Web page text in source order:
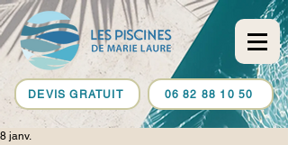
DEVIS GRATUIT 06 82 88 10 50
8 janv.